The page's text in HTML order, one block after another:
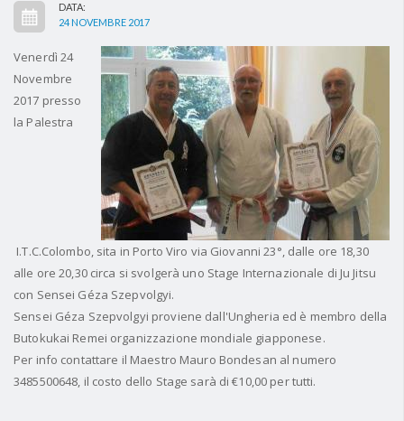
DATA:
24 NOVEMBRE 2017
Venerdì 24
Novembre
2017 presso
la Palestra
I.T.C.Colombo, sita in Porto Viro via Giovanni 23°, dalle ore 18,30
alle ore 20,30 circa si svolgerà uno Stage Internazionale di Ju Jitsu
con Sensei Géza Szepvolgyi.
Sensei Géza Szepvolgyi proviene dall'Ungheria ed è membro della
Butokukai Remei organizzazione mondiale giapponese.
Per info contattare il Maestro Mauro Bondesan al numero
3485500648, il costo dello Stage sarà di €10,00 per tutti.